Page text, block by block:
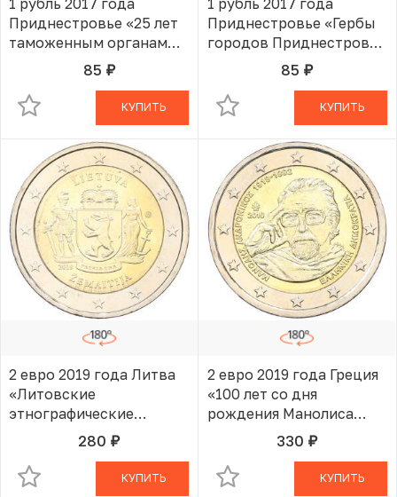
Приднестровье «25 лет
таможенным органам
85 руб.В КОРЗИНЕ
КУПИТЬ
Приднестровье «Гербы
городов Приднестровья
— Бендеры»
85 руб.В КОРЗИНЕ
КУПИТЬ
2 евро 2019 года Литва
«Литовские
этнографические
регионы — Жемайтия»
280 руб.В КОРЗИНЕ
КУПИТЬ
2 евро 2019 года Греция
«100 лет со дня
рождения Манолиса
Андроникоса»
330 руб.В КОРЗИНЕ
КУПИТЬ